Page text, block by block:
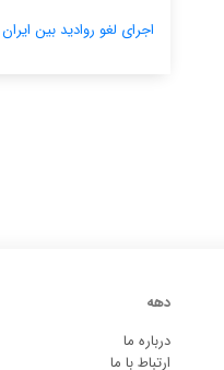
اجرای لغو روادید بین
دهه
درباره ما
ارتباط با ما